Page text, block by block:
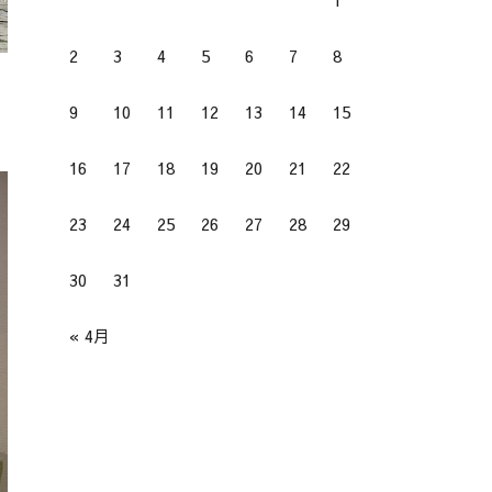
« 4月
2 3 4 5 6 7 8
9 10 11 12 13 14 15
16 17 18 19 20 21 22
23 24 25 26 27 28 29
30 31